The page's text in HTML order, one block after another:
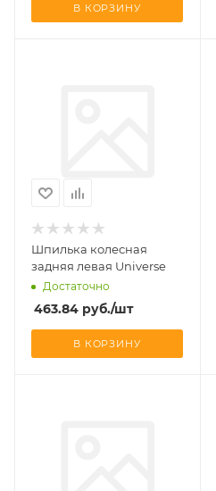
В КОРЗИНУ
Шпилька колесная
задняя левая Universe
Достаточно
463.84 руб./шт
В КОРЗИНУ